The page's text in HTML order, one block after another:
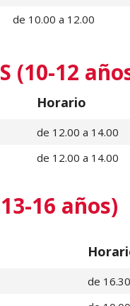
de 10.00 a 12.00
(10-12
Horario
de 12.00 a 14.00
de 12.00 a 14.00
16 años)
de